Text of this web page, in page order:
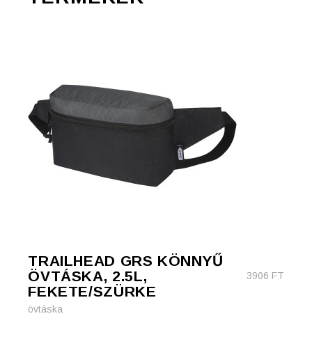
TRAILHEAD GRS KÖNNYŰ
ÖVTÁSKA, 2.5L,
FEKETE/SZÜRKE
3906 FT
övtáska